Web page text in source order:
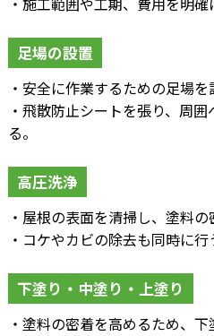
足場の設置
・安全に作業するための足場を
・飛散防止シートを張り、周
る。
高圧洗浄
・屋根の表面を清掃し、塗料の
・コケやカビの除去も同時に行
下塗り・中塗り・上塗り
・塗料の密着を高めるため、下